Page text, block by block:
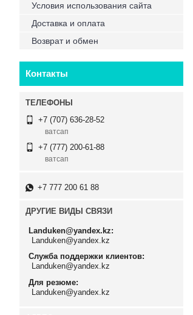
Условия использования сайта
Доставка и оплата
Возврат и обмен
Контакты
+7 (707) 636-28-52
ватсап
+7 (777) 200-61-88
ватсап
+7 777 200 61 88
ДРУГИЕ ВИДЫ СВЯЗИ
Landuken@yandex.kz
Landuken@yandex.kz
Служба поддержки клиентов
Landuken@yandex.kz
Для резюме
Landuken@yandex.kz